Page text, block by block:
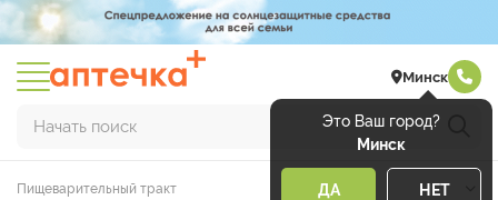
Минск
Это Ваш город?
Минск
ДА НЕТ
Начать поиск
Пищеварительный тракт